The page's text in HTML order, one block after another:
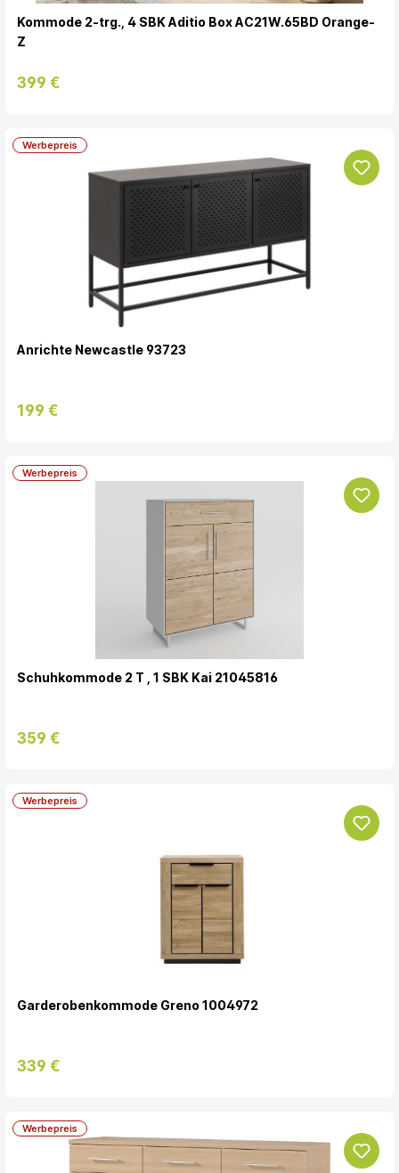
Kommode 2-trg., 4 SBK Aditio Box AC21W.65BD Orange-
Z
399 €
Werbepreis
Anrichte Newcastle 93723
199 €
Werbepreis
Schuhkommode 2 T , 1 SBK Kai 21045816
359 €
Werbepreis
Garderobenkommode Greno 1004972
339 €
Werbepreis